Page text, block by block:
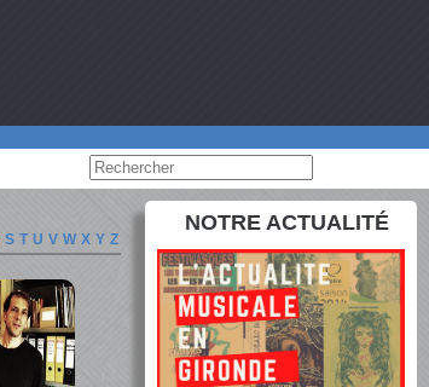
S T U V W X Y Z
NOTRE ACTUALITÉ